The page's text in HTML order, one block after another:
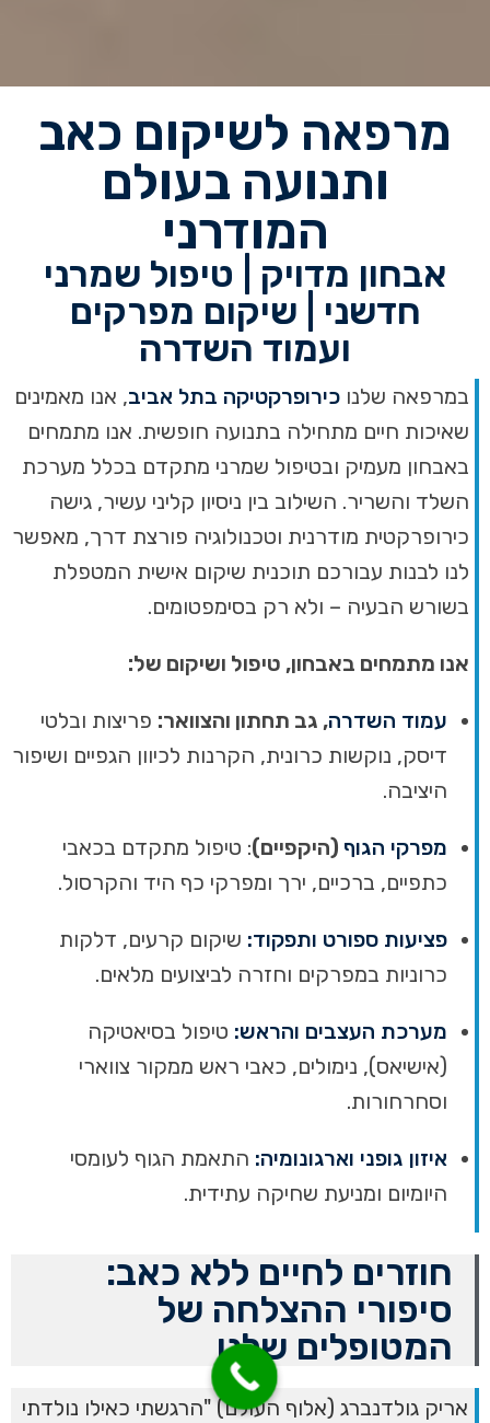
כירופרקטיקה בתל
אביב: הדרך שלכם
לחיים ללא כאב
אבחון מקצועי וטיפול שמרני
בבעיות עמוד שדרה, פריצות דיסק
ויציבה בלב העיר.
קבעו פגישת ייעוץ 036430372
מרפאה לשיקום כאב
ותנועה בעולם
המודרני
אבחון מדויק | טיפול שמרני
חדשני | שיקום מפרקים
ועמוד השדרה
במרפאה שלנו כירופרקטיקה בתל אביב, אנו מאמינים
שאיכות חיים מתחילה בתנועה חופשית. אנו מתמחים
באבחון מעמיק ובטיפול שמרני מתקדם בכלל מערכת
השלד והשריר. השילוב בין ניסיון קליני עשיר, גישה
כירופרקטית מודרנית וטכנולוגיה פורצת דרך, מאפשר
לנו לבנות עבורכם תוכנית שיקום אישית המטפלת
בשורש הבעיה – ולא רק בסימפטומים.
אנו מתמחים באבחון, טיפול ושיקום של:
עמוד השדרה, גב תחתון והצוואר: פריצות ובלטי
דיסק, נוקשות כרונית, הקרנות לכיוון הגפיים ושיפור
היציבה.
מפרקי הגוף (היקפיים): טיפול מתקדם בכאבי
כתפיים, ברכיים, ירך ומפרקי כף היד והקרסול.
פציעות ספורט ותפקוד: שיקום קרעים, דלקות
כרוניות במפרקים וחזרה לביצועים מלאים.
מערכת העצבים והראש: טיפול בסיאטיקה
(אישיאס), נימולים, כאבי ראש ממקור צווארי
וסחרחורות.
איזון גופני וארגונומיה: התאמת הגוף לעומסי
היומיום ומניעת שחיקה עתידית.
חוזרים לחיים ללא כאב:
סיפורי ההצלחה של
המטופלים שלנו
אריק גולדנברג (אלוף העולם) "הרגשתי כאילו נולדתי